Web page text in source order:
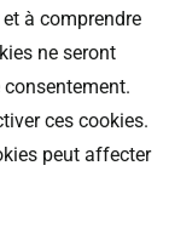
à comprendre
ne seront
ces cookies.
peut affecter